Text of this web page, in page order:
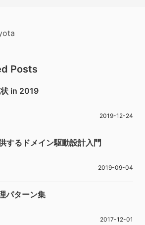
Posts
in 2019
2019-12-24
するドメイン駆動設計入門
2019-09-04
パターン集
2017-12-01